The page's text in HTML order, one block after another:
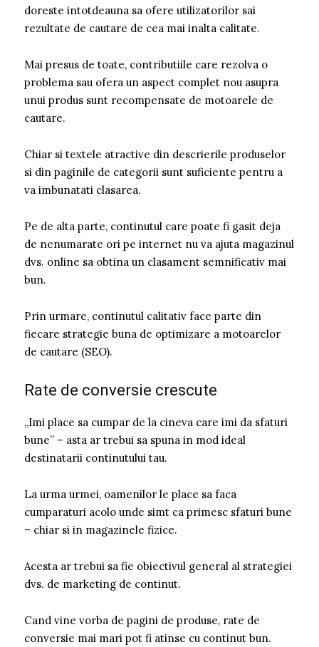
doreste intotdeauna sa ofere utilizatorilor sai
rezultate de cautare de cea mai inalta calitate.
Mai presus de toate, contributiile care rezolva o
problema sau ofera un aspect complet nou asupra
unui produs sunt recompensate de motoarele de
cautare.
Chiar si textele atractive din descrierile produselor
si din paginile de categorii sunt suficiente pentru a
va imbunatati clasarea.
Pe de alta parte, continutul care poate fi gasit deja
de nenumarate ori pe internet nu va ajuta magazinul
dvs. online sa obtina un clasament semnificativ mai
bun.
Prin urmare, continutul calitativ face parte din
fiecare strategie buna de optimizare a motoarelor
de cautare (SEO).
Rate de conversie crescute
„Imi place sa cumpar de la cineva care imi da sfaturi
bune” – asta ar trebui sa spuna in mod ideal
destinatarii continutului tau.
La urma urmei, oamenilor le place sa faca
cumparaturi acolo unde simt ca primesc sfaturi bune
– chiar si in magazinele fizice.
Acesta ar trebui sa fie obiectivul general al strategiei
dvs. de marketing de continut.
Cand vine vorba de pagini de produse, rate de
conversie mai mari pot fi atinse cu continut bun.